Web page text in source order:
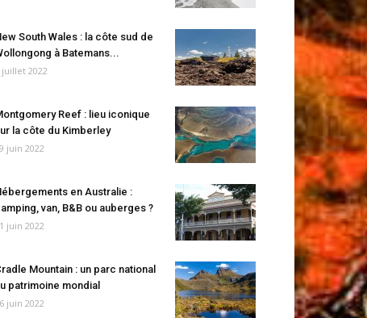
South Wales : la côte sud de
à Batemans...
juillet 2022
Reef : lieu iconique
la côte du Kimberley
juin 2022
en Australie :
van, B&B ou auberges ?
juin 2022
Mountain : un parc national
patrimoine mondial
juin 2022